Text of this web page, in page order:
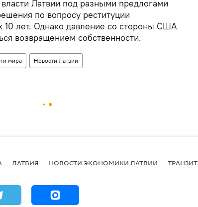
Латвии под разными предлогами
по вопросу реституции
10 лет. Однако давление со стороны США
возвращением собственности.
мира Новости Латвии
ЛАТВИЯ НОВОСТИ ЭКОНОМИКИ ЛАТВИИ ТРАНЗИТ